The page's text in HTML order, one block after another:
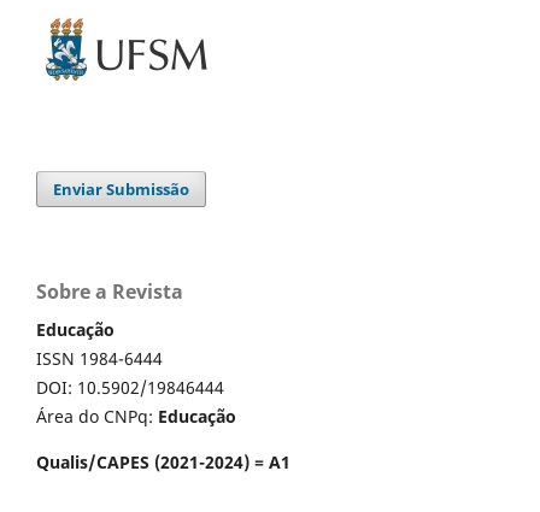
Enviar Submissão
Sobre a Revista
Educação
ISSN 1984-6444
DOI: 10.5902/19846444
Área do CNPq: Educação
Qualis/CAPES (2021-2024) = A1